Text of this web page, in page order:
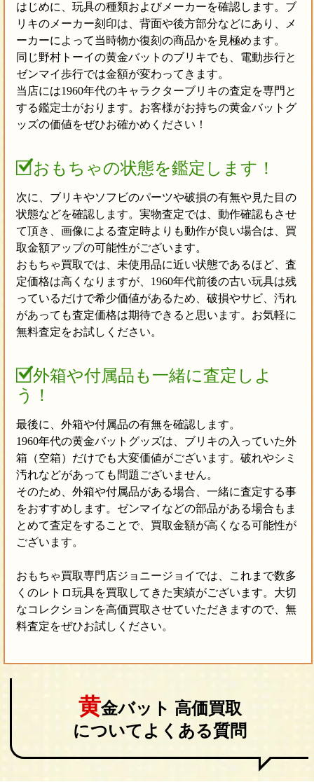
はじめに、玩具の種類およびメーカーを確認します。ブ
リキのメーカー刻印は、背面や後方部分などにあり、メ
ーカーによって当時物か復刻の商品かを見極めます。
同じ野村トーイの黄金バットのブリキでも、電動歩行と
ゼンマイ歩行では金額が変わってきます。
当店には1960年代のキャラクターブリキの査定を専門と
する鑑定士がおります。お客様がお持ちの黄金バットグ
ッズの価値をぜひお確かめください！
おもちゃの状態を鑑定します！
次に、ブリキやソフビのパーツや破損の有無や見た目の
状態などを確認します。実物査定では、動作確認もさせ
て頂き、画像による査定時よりも動作が良い場合は、買
取金額アップの可能性がございます。
おもちゃ買取では、未使用品に近い状態であるほど、査
定価格は高くなりますが、1960年代前後の古い玩具は残
っているだけで希少価値があるため、破損やサビ、汚れ
があっても査定価格は期待できると思います。お気軽に
無料査定をお試しください。
外箱や付属品も一緒に査定しよ
う！
最後に、外箱や付属品の有無を確認します。
1960年代の黄金バットグッズは、ブリキの入っていた外
箱（空箱）だけでも大変価値がございます。破れやシミ
汚れなどがあっても問題ございません。
そのため、外箱や付属品がある場合、一緒に査定する事
をおすすめします。ゼンマイなどの部品がある場合もま
とめて査定をすることで、買取金額が高くなる可能性が
ございます。
おもちゃ買取専門店ジョニージョイでは、これまで数多
くのレトロ玩具を買取してきた実績がございます。大切
なコレクションを高価買取させていただきますので、無
料査定をぜひお試しください。
黄金バット 高価買取
についてよくある質問